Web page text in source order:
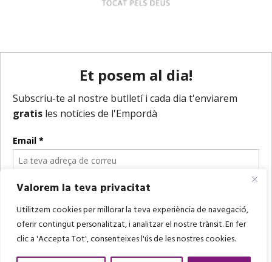
Valorem la teva privacitat
Utilitzem cookies per millorar la teva experiència de navegació,
oferir contingut personalitzat, i analitzar el nostre trànsit. En fer
clic a 'Accepta Tot', consenteixes l'ús de les nostres cookies.